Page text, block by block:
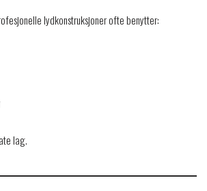
lydkonstruksjoner ofte benytter:
lag.